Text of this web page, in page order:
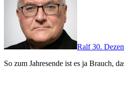
Ralf30.
So zum Jahresende ist es ja